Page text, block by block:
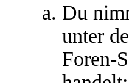
Du
unter
Foren-